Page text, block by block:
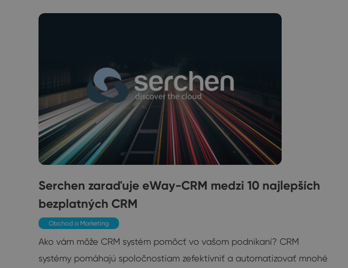
Serchen zaraďuje eWay-CRM medzi 10 najlepších
bezplatných CRM
Obchod a Marketing
Ako vám môže CRM systém pomôcť vo vašom podnikaní? CRM
systémy pomáhajú spoločnostiam zefektívniť a automatizovať mnohé